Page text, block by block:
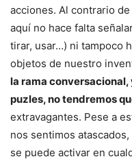
acciones. Al contrario
aquí no hace falta
tirar, usar…) ni tampoco
objetos de nuestro
la rama conversacional,
puzles, no tendremos
extravagantes. Pese a
nos sentimos
se puede activar en